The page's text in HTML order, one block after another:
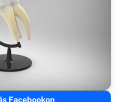
Facebookon